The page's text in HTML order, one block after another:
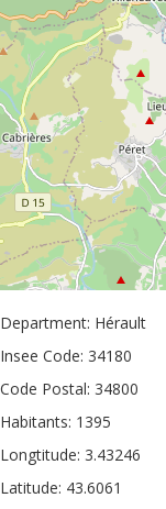
Department: Hérault
Insee Code: 34180
Code Postal: 34800
Habitants: 1395
Longtitude: 3.43246
Latitude: 43.6061